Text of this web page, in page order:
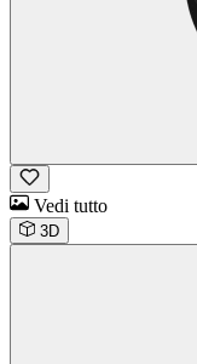
Vedi tutto
3D